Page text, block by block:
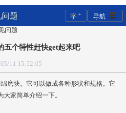
问题 导航
字 +
问题
五个特性赶快get起来吧
11 15:52:05
块。它可以做成各种形状和规格。它
家简单介绍一下。